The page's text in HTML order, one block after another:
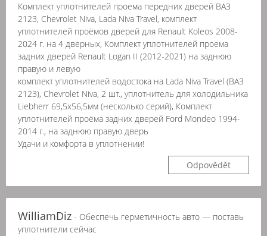
Комплект уплотнителей проема передних дверей ВАЗ
2123, Chevrolet Niva, Lada Niva Travel, комплект
уплотнителей проёмов дверей для Renault Koleos 2008-
2024 г. на 4 дверных, Комплект уплотнителей проема
задних дверей Renault Logan II (2012-2021) на заднюю
правую и левую
комплект уплотнителей водостока на Lada Niva Travel (ВАЗ
2123), Chevrolet Niva, 2 шт., уплотнитель для холодильника
Liebherr 69,5x56,5мм (несколько серий), Комплект
уплотнителей проёма задних дверей Ford Mondeo 1994-
2014 г., на заднюю правую дверь
Удачи и комфорта в уплотнении!
Odpovědět
WilliamDiz - Обеспечь герметичность авто — поставь
уплотнители сейчас